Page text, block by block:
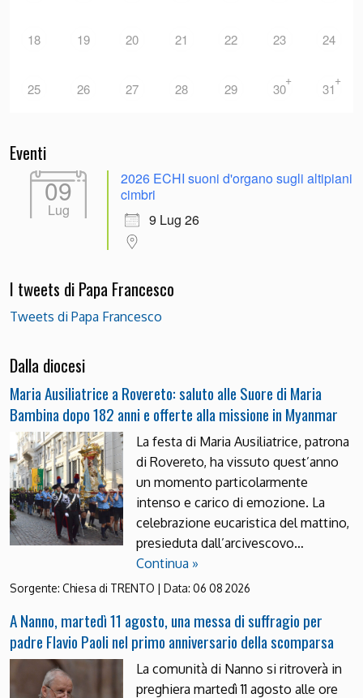
18 19 20 21 22 23 24
25 26 27 28 29 30
+
31
+
Eventi
09
Lug
2026 ECHI suoni d'organo sugli altipiani
cimbri
9 Lug 26
I tweets di Papa Francesco
Tweets di Papa Francesco
Dalla diocesi
Maria Ausiliatrice a Rovereto: saluto alle Suore di Maria
Bambina dopo 182 anni e offerte alla missione in Myanmar
La festa di Maria Ausiliatrice, patrona
di Rovereto, ha vissuto quest’anno
un momento particolarmente
intenso e carico di emozione. La
celebrazione eucaristica del mattino,
presieduta dall’arcivescovo…
Continua »
Sorgente: Chiesa di TRENTO | Data: 06 08 2026
A Nanno, martedì 11 agosto, una messa di suffragio per
padre Flavio Paoli nel primo anniversario della scomparsa
La comunità di Nanno si ritroverà in
preghiera martedì 11 agosto alle ore